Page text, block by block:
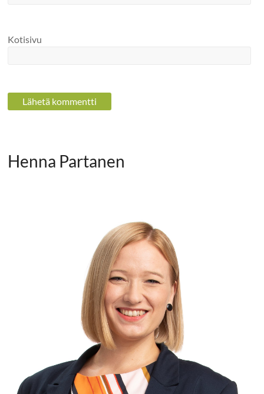
Kotisivu
Henna Partanen